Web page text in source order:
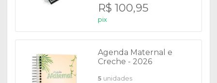
R$ 100,95
pix
Agenda Maternal e
Creche - 2026
5 unidades